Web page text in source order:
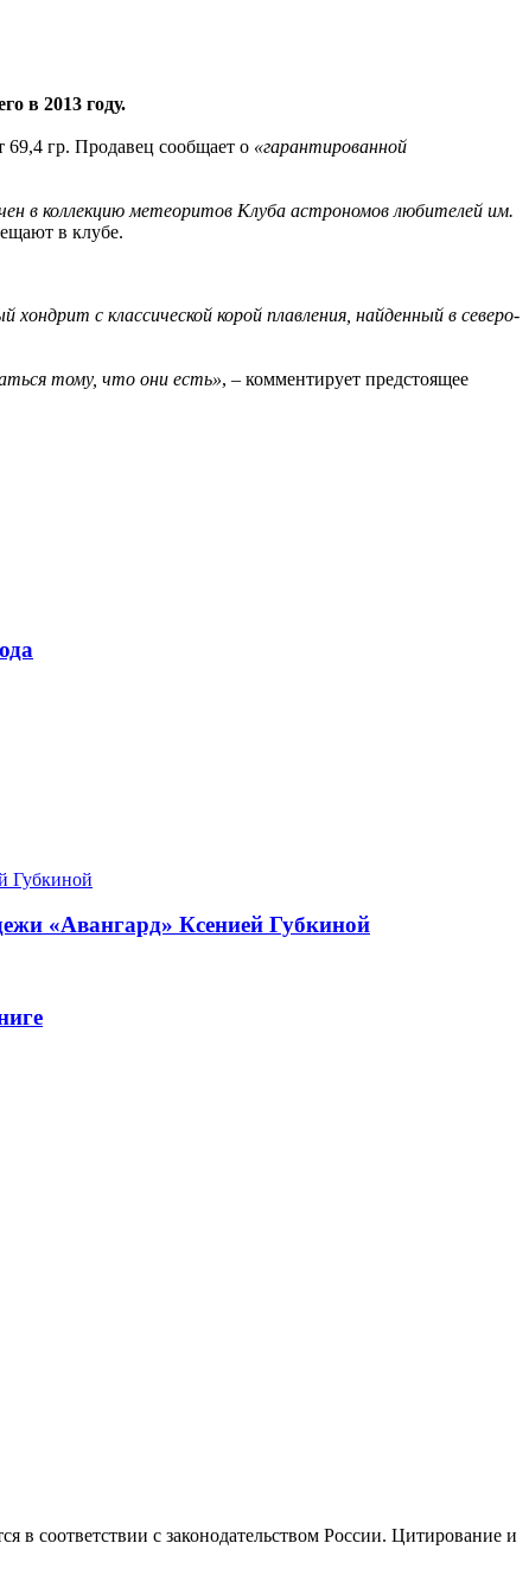
в 2013 году.
69,4 гр. Продавец сообщает о «гарантированной
в коллекцию метеоритов Клуба астрономов любителей им.
в клубе.
с классической корой плавления, найденный в северо-
тому, что они есть», – комментирует предстоящее
«Авангард» Ксенией Губкиной
соответствии с законодательством России. Цитирование и